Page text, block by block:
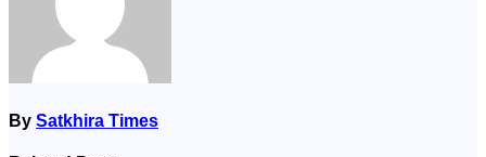
By Satkhira Times